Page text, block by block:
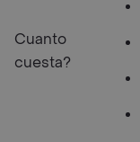
Cuanto
cuesta?